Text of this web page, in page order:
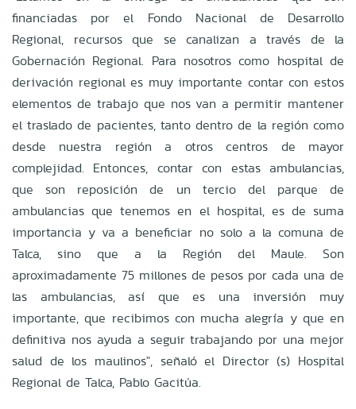
financiadas por el Fondo Nacional de Desarrollo
Regional, recursos que se canalizan a través de la
Gobernación Regional. Para nosotros como hospital de
derivación regional es muy importante contar con estos
elementos de trabajo que nos van a permitir mantener
el traslado de pacientes, tanto dentro de la región como
desde nuestra región a otros centros de mayor
complejidad. Entonces, contar con estas ambulancias,
que son reposición de un tercio del parque de
ambulancias que tenemos en el hospital, es de suma
importancia y va a beneficiar no solo a la comuna de
Talca, sino que a la Región del Maule. Son
aproximadamente 75 millones de pesos por cada una de
las ambulancias, así que es una inversión muy
importante, que recibimos con mucha alegría y que en
definitiva nos ayuda a seguir trabajando por una mejor
salud de los maulinos", señaló el Director (s) Hospital
Regional de Talca, Pablo Gacitúa.